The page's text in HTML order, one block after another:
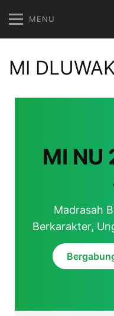
MENU
MI
MI NU
Madrasah
Berkarakter,